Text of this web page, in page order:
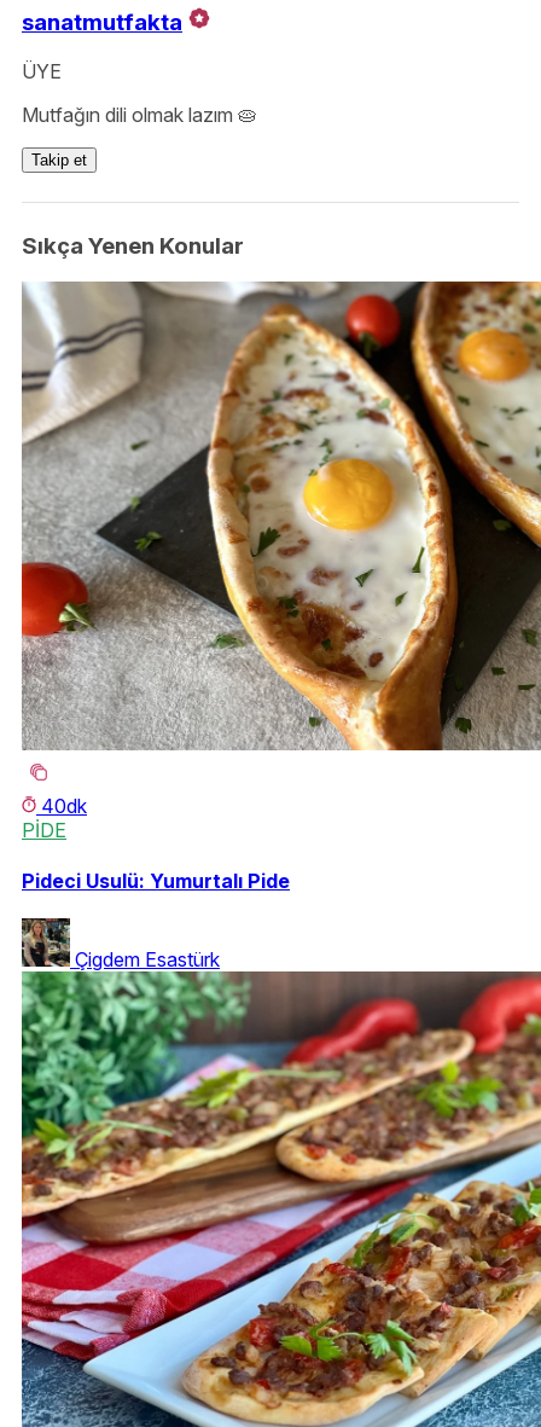
sanatmutfakta
ÜYE
Mutfağın dili olmak lazım 🥧
Takip et
Sıkça Yenen Konular
40dk
PİDE
Pideci Usulü: Yumurtalı Pide
Çigdem Esastürk